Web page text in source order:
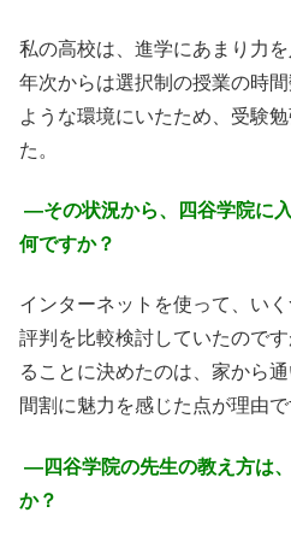
私の高校は、進学にあまり力
年次からは選択制の授業の時
ような環境にいたため、受験
た。
―その状況から、四谷学院に
何ですか？
インターネットを使って、い
評判を比較検討していたので
ることに決めたのは、家から
間割に魅力を感じた点が理由で
―四谷学院の先生の教え方は
か？